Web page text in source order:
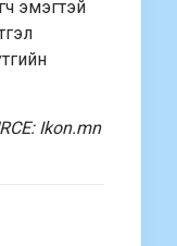
эмэгтэй
Ikon.mn